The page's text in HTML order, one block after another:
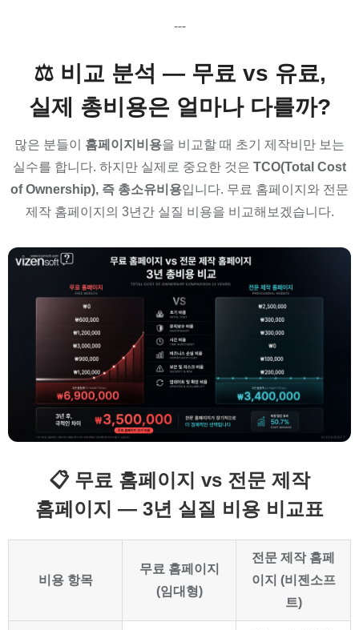
---
⚖️ 비교 분석 — 무료 vs 유료,
실제 총비용은 얼마나 다를까?
많은 분들이 홈페이지비용을 비교할 때 초기 제작비만 보는
실수를 합니다. 하지만 실제로 중요한 것은 TCO(Total Cost
of Ownership), 즉 총소유비용입니다. 무료 홈페이지와 전문
제작 홈페이지의 3년간 실질 비용을 비교해보겠습니다.
📋 무료 홈페이지 vs 전문 제작
홈페이지 — 3년 실질 비용 비교표
비용 항목
무료 홈페이지
(임대형)
전문 제작 홈페
이지 (비젠소프
트)